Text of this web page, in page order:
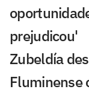
prejudicou'
Zubeldía
Fluminense